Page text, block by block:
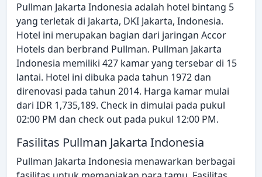
Pullman Jakarta Indonesia adalah hotel bintang 5
yang terletak di Jakarta, DKI Jakarta, Indonesia.
Hotel ini merupakan bagian dari jaringan Accor
Hotels dan berbrand Pullman. Pullman Jakarta
Indonesia memiliki 427 kamar yang tersebar di 15
lantai. Hotel ini dibuka pada tahun 1972 dan
direnovasi pada tahun 2014. Harga kamar mulai
dari IDR 1,735,189. Check in dimulai pada pukul
02:00 PM dan check out pada pukul 12:00 PM.
Fasilitas Pullman Jakarta Indonesia
Pullman Jakarta Indonesia menawarkan berbagai